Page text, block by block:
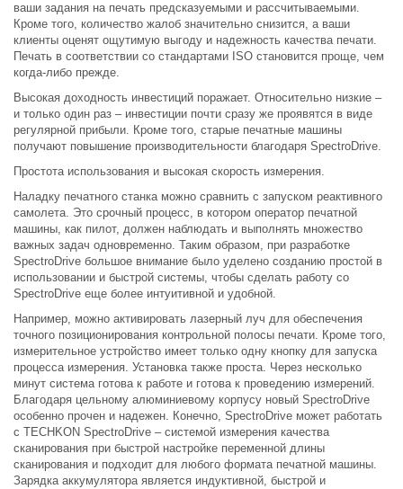
ваши задания на печать предсказуемыми и рассчитываемыми.
Кроме того, количество жалоб значительно снизится, а ваши
клиенты оценят ощутимую выгоду и надежность качества печати.
Печать в соответствии со стандартами ISO становится проще, чем
когда-либо прежде.
Высокая доходность инвестиций поражает. Относительно низкие –
и только один раз – инвестиции почти сразу же проявятся в виде
регулярной прибыли. Кроме того, старые печатные машины
получают повышение производительности благодаря SpectroDrive.
Простота использования и высокая скорость измерения.
Наладку печатного станка можно сравнить с запуском реактивного
самолета. Это срочный процесс, в котором оператор печатной
машины, как пилот, должен наблюдать и выполнять множество
важных задач одновременно. Таким образом, при разработке
SpectroDrive большое внимание было уделено созданию простой в
использовании и быстрой системы, чтобы сделать работу со
SpectroDrive еще более интуитивной и удобной.
Например, можно активировать лазерный луч для обеспечения
точного позиционирования контрольной полосы печати. Кроме того,
измерительное устройство имеет только одну кнопку для запуска
процесса измерения. Установка также проста. Через несколько
минут система готова к работе и готова к проведению измерений.
Благодаря цельному алюминиевому корпусу новый SpectroDrive
особенно прочен и надежен. Конечно, SpectroDrive может работать
с TECHKON SpectroDrive – системой измерения качества
сканирования при быстрой настройке переменной длины
сканирования и подходит для любого формата печатной машины.
Зарядка аккумулятора является индуктивной, быстрой и